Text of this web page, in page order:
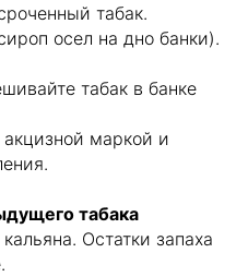
табак.
осел на дно банки).
табак в банке
акцизной маркой и
табака
Остатки запаха